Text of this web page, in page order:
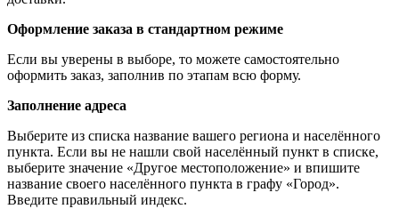
Оформление заказа в стандартном режиме
Если вы уверены в выборе, то можете самостоятельно
оформить заказ, заполнив по этапам всю форму.
Заполнение адреса
Выберите из списка название вашего региона и населённого
пункта. Если вы не нашли свой населённый пункт в списке,
выберите значение «Другое местоположение» и впишите
название своего населённого пункта в графу «Город».
Введите правильный индекс.